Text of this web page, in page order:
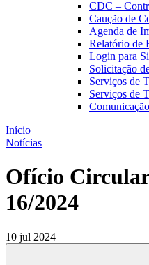
CDC –
Caução de
Agenda de
Relatório de
Login para
Solicitação
Serviços de
Serviços de
Início
Notícias
Ofício
16/2024
10 jul 2024